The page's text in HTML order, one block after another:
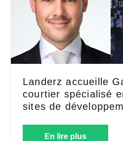
Landerz accueille
courtier spécialisé
sites de
En lire plus